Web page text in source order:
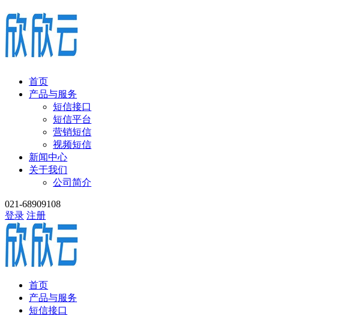
首页
产品与服务
短信接口
短信平台
营销短信
视频短信
新闻中心
关于我们
公司简介
021-68909108
登录 注册
首页
产品与服务
短信接口